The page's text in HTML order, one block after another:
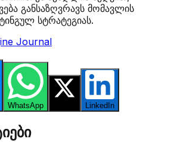
განსაზღვრავს მომავლის
სტრატეგიას.
Journal
WhatsApp LinkedIn